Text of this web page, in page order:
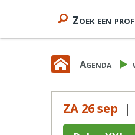
Zoek een
Agenda
ZA 26 sep |